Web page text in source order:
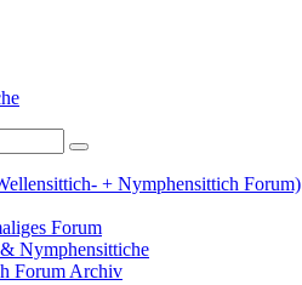
+ Nymphensittich Forum)
Forum
Nymphensittiche
Forum Archiv